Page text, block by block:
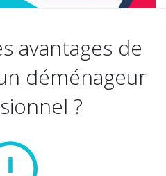
avantages de
déménageur
?